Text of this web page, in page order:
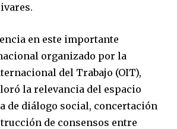
en este importante
organizado por la
del Trabajo (OIT),
la relevancia del espacio
de diálogo social, concertación
de consensos entre